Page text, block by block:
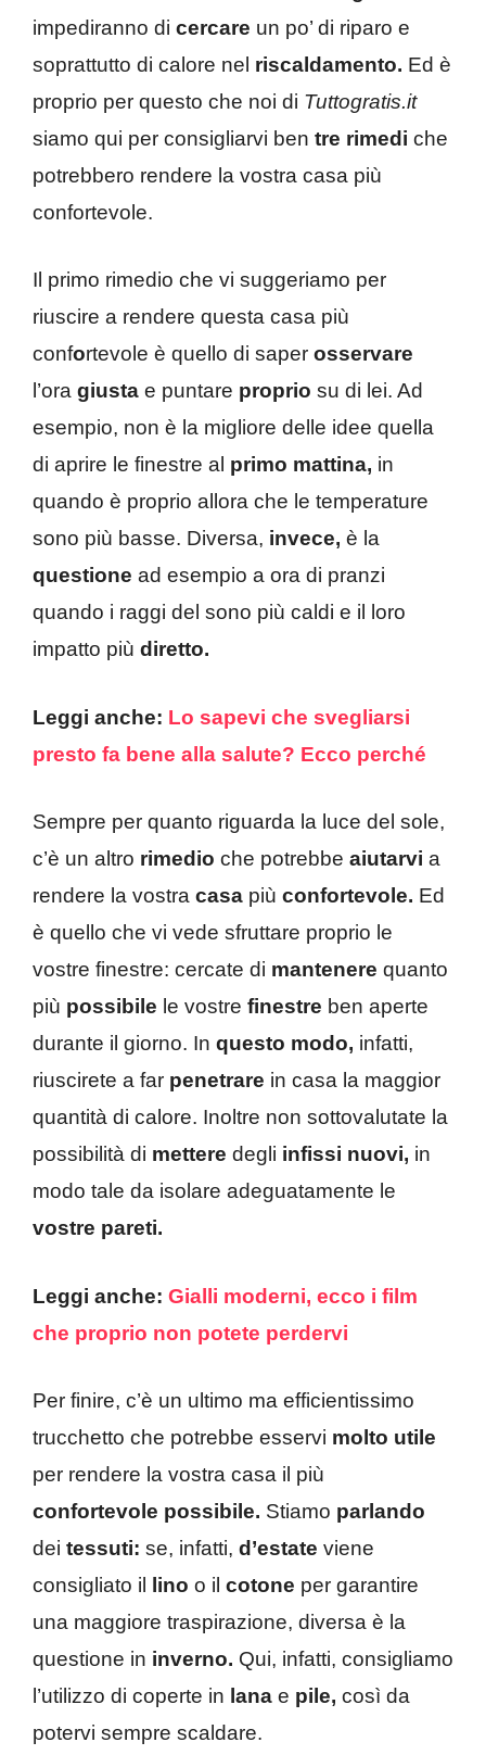
impediranno di cercare un po’ di riparo e
soprattutto di calore nel riscaldamento. Ed è
proprio per questo che noi di Tuttogratis.it
siamo qui per consigliarvi ben tre rimedi che
potrebbero rendere la vostra casa più
confortevole.
Il primo rimedio che vi suggeriamo per
riuscire a rendere questa casa più
confortevole è quello di saper osservare
l’ora giusta e puntare proprio su di lei. Ad
esempio, non è la migliore delle idee quella
di aprire le finestre al primo mattina, in
quando è proprio allora che le temperature
sono più basse. Diversa, invece, è la
questione ad esempio a ora di pranzi
quando i raggi del sono più caldi e il loro
impatto più diretto.
Leggi anche: Lo sapevi che svegliarsi
presto fa bene alla salute? Ecco perché
Sempre per quanto riguarda la luce del sole,
c’è un altro rimedio che potrebbe aiutarvi a
rendere la vostra casa più confortevole. Ed
è quello che vi vede sfruttare proprio le
vostre finestre: cercate di mantenere quanto
più possibile le vostre finestre ben aperte
durante il giorno. In questo modo, infatti,
riuscirete a far penetrare in casa la maggior
quantità di calore. Inoltre non sottovalutate la
possibilità di mettere degli infissi nuovi, in
modo tale da isolare adeguatamente le
vostre pareti.
Leggi anche: Gialli moderni, ecco i film
che proprio non potete perdervi
Per finire, c’è un ultimo ma efficientissimo
trucchetto che potrebbe esservi molto utile
per rendere la vostra casa il più
confortevole possibile. Stiamo parlando
dei tessuti: se, infatti, d’estate viene
consigliato il
lino o il cotone per garantire
una maggiore traspirazione, diversa è la
questione in inverno. Qui, infatti, consigliamo
l’utilizzo di coperte in lana e pile, così da
potervi sempre scaldare.